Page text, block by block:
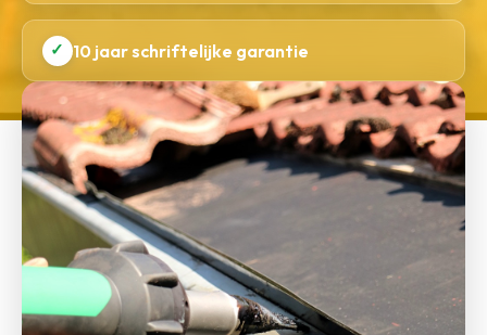
✓ 10 jaar schriftelijke garantie